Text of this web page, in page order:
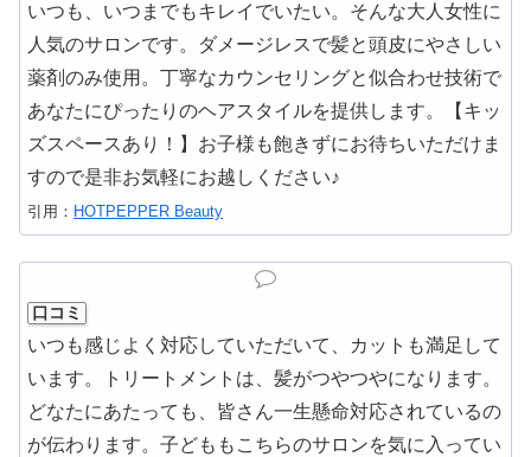
いつも、いつまでもキレイでいたい。そんな大人女性に
人気のサロンです。ダメージレスで髪と頭皮にやさしい
薬剤のみ使用。丁寧なカウンセリングと似合わせ技術で
あなたにぴったりのヘアスタイルを提供します。【キッ
ズスペースあり！】お子様も飽きずにお待ちいただけま
すので是非お気軽にお越しください♪
引用： HOTPEPPER Beauty
口コミ
いつも感じよく対応していただいて、カットも満足して
います。トリートメントは、髪がつやつやになります。
どなたにあたっても、皆さん一生懸命対応されているの
が伝わります。子どももこちらのサロンを気に入ってい